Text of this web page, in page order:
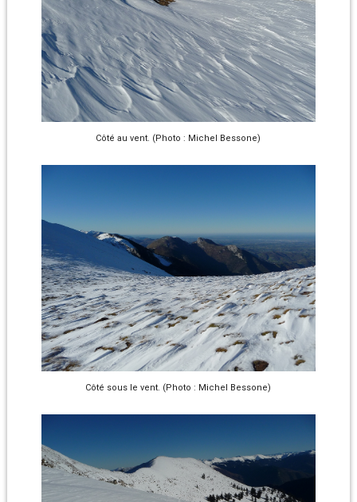
Côté au vent. (Photo : Michel Bessone)
Côté sous le vent. (Photo : Michel Bessone)